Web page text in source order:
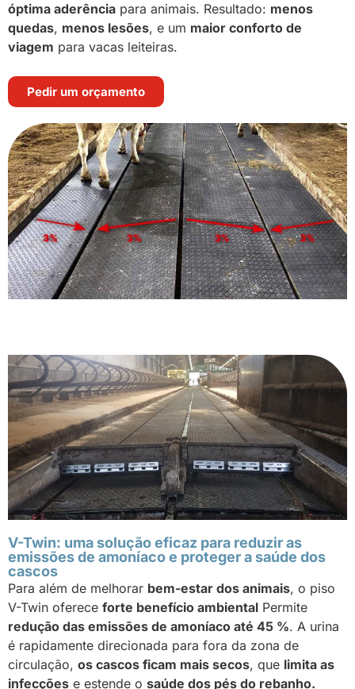
óptima aderência para animais. Resultado: menos
quedas, menos lesões, e um maior conforto de
viagem para vacas leiteiras.
Pedir um orçamento
V-Twin: uma solução eficaz para reduzir as
emissões de amoníaco e proteger a saúde dos
cascos
Para além de melhorar bem-estar dos animais, o piso
V-Twin oferece forte benefício ambiental Permite
redução das emissões de amoníaco até 45 %. A urina
é rapidamente direcionada para fora da zona de
circulação, os cascos ficam mais secos, que limita as
infecções e estende o saúde dos pés do rebanho.